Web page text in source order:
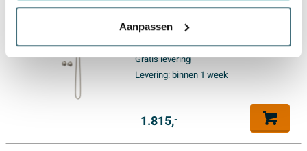
Aanpassen
inbouw - symmetry - 2-weg
stop-omstel - 15cm
plafondbuis - 20cm slim
hoofddouche - glijstang met
uitlaat - 150cm doucheslang -
3-standen handdouche -
Gratis levering
Levering:binnen 1 week
1.815,-